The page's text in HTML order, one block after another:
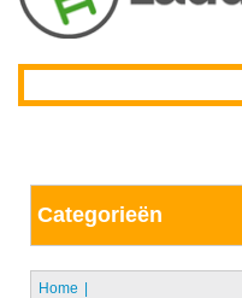
Categorieën
Home